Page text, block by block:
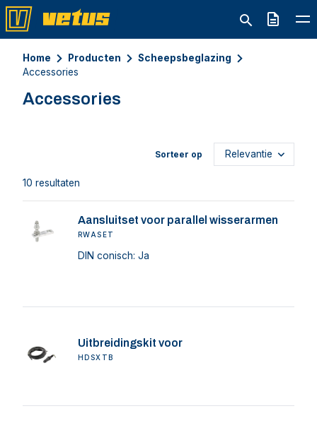
Offerte
Home Producten
Scheepsbeglazing
Accessories
Accessories
10 resultaten
Sorteer op
Aansluitset voor parallel wisserarmen
RWASET
DIN conisch: Ja
Uitbreidingskit voor
HDSXTB